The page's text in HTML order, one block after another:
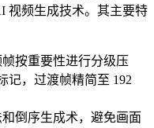
视频生成技术。其主要特
按重要性进行分级压
记，过渡帧精简至 192
倒序生成术，避免画面